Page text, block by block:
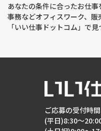
取得した個人情報について
是正、その他個人情報の安
を講じます。
当社ホームページの個人情
【連絡先】個人情報保護
住所 ：京都府綾部市渕
電話/FAX ：0773-43-0055/
あなたの条件に合ったお仕
事務などオフィスワーク、
「いい仕事ドットコム」で見
ご応募の受付時
(平日)8:30～